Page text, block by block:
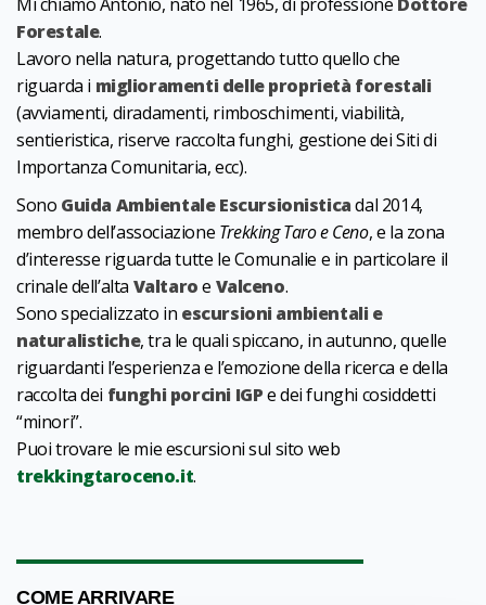
Forestale.
Lavoro nella natura, progettando tutto quello che
riguarda i miglioramenti delle proprietà forestali
(avviamenti, diradamenti, rimboschimenti, viabilità,
sentieristica, riserve raccolta funghi, gestione dei Siti di
Importanza Comunitaria, ecc).
Sono Guida Ambientale Escursionisticadal 2014,
membro dell’associazione Trekking Taro e Ceno, e la zona
d’interesse riguarda tutte le Comunalie e in particolare il
crinale dell’alta Valtaroe Valceno.
Sono specializzato in escursioni ambientali e
naturalistiche, tra le quali spiccano, in autunno, quelle
riguardanti l’esperienza e l’emozione della ricerca e della
raccolta dei funghi porcini IGPe dei funghi cosiddetti
“minori”.
Puoi trovare le mie escursioni sul sito web
trekkingtaroceno.it.
COME ARRIVARE